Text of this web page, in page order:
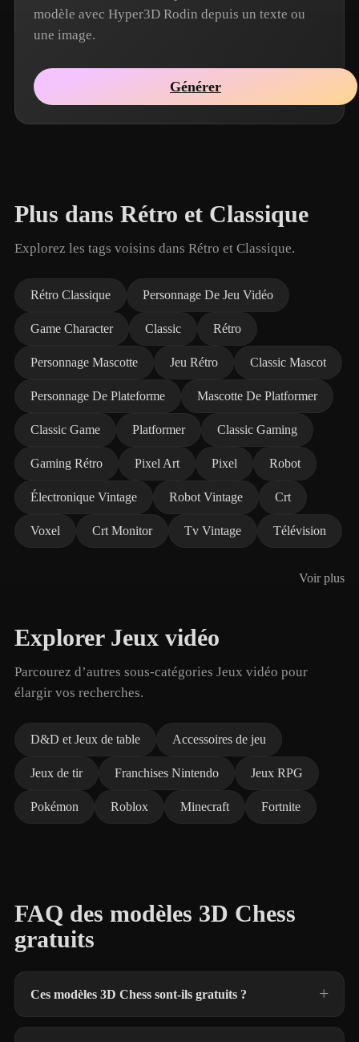
modèle avec Hyper3D Rodin depuis un texte ou
une image.
Générer
Plus dans Rétro et Classique
Explorez les tags voisins dans Rétro et Classique.
Rétro Classique Personnage De Jeu Vidéo
Game Character Classic Rétro
Personnage Mascotte Jeu Rétro Classic Mascot
Personnage De Plateforme Mascotte De Platformer
Classic Game Platformer Classic Gaming
Gaming Rétro Pixel Art Pixel Robot
Électronique Vintage Robot Vintage Crt
Voxel Crt Monitor Tv Vintage Télévision
Voir plus
Explorer Jeux vidéo
Parcourez d’autres sous-catégories Jeux vidéo pour
élargir vos recherches.
D&D et Jeux de table Accessoires de jeu
Jeux de tir Franchises Nintendo Jeux RPG
Pokémon Roblox Minecraft Fortnite
FAQ des modèles 3D Chess
gratuits
Ces modèles 3D Chess sont-ils gratuits ?